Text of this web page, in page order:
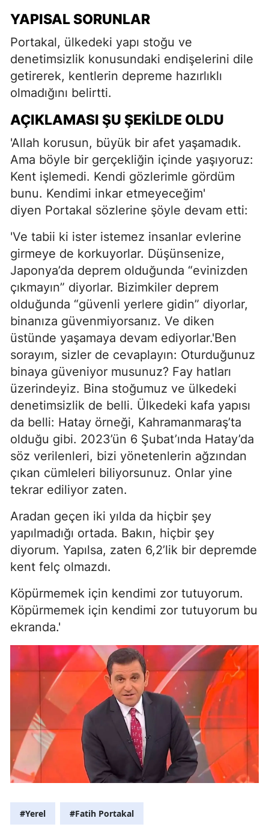
YAPISAL SORUNLAR
Portakal, ülkedeki yapı stoğu ve
denetimsizlik konusundaki endişelerini dile
getirerek, kentlerin depreme hazırlıklı
olmadığını belirtti.
AÇIKLAMASI ŞU ŞEKILDE OLDU
'Allah korusun, büyük bir afet yaşamadık.
Ama böyle bir gerçekliğin içinde yaşıyoruz:
Kent işlemedi. Kendi gözlerimle gördüm
bunu. Kendimi inkar etmeyeceğim'
diyen Portakal sözlerine şöyle devam etti:
'Ve tabii ki ister istemez insanlar evlerine
girmeye de korkuyorlar. Düşünsenize,
Japonya’da deprem olduğunda “evinizden
çıkmayın” diyorlar. Bizimkiler deprem
olduğunda “güvenli yerlere gidin” diyorlar,
binanıza güvenmiyorsanız. Ve diken
üstünde yaşamaya devam ediyorlar.'Ben
sorayım, sizler de cevaplayın: Oturduğunuz
binaya güveniyor musunuz? Fay hatları
üzerindeyiz. Bina stoğumuz ve ülkedeki
denetimsizlik de belli. Ülkedeki kafa yapısı
da belli: Hatay örneği, Kahramanmaraş’ta
olduğu gibi. 2023’ün 6 Şubat’ında Hatay’da
söz verilenleri, bizi yönetenlerin ağzından
çıkan cümleleri biliyorsunuz. Onlar yine
tekrar ediliyor zaten.
Aradan geçen iki yılda da hiçbir şey
yapılmadığı ortada. Bakın, hiçbir şey
diyorum. Yapılsa, zaten 6,2’lik bir depremde
kent felç olmazdı.
Köpürmemek için kendimi zor tutuyorum.
Köpürmemek için kendimi zor tutuyorum bu
ekranda.'
#Yerel #Fatih Portakal